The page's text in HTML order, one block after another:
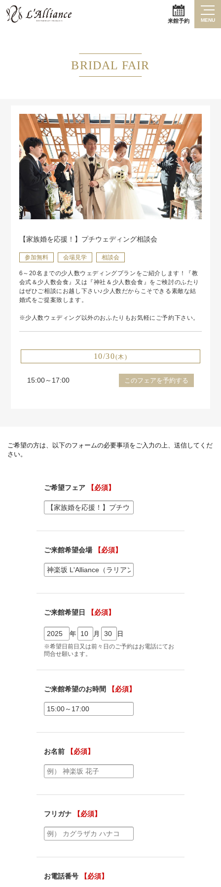
来館予約 MENU
BRIDAL FAIR
【家族婚を応援！】プチウェディング相談会
参加無料 会場見学 相談会
6～20名までの少人数ウェディングプランをご紹介します！『教
会式＆少人数会食』又は『神社＆少人数会食』をご検討のふたり
はぜひご相談にお越し下さい♪少人数だからこそできる素敵な結
婚式をご提案致します。
※少人数ウェディング以外のおふたりもお気軽にご予約下さい。
10/30(木)
15:00～17:00 このフェアを予約する